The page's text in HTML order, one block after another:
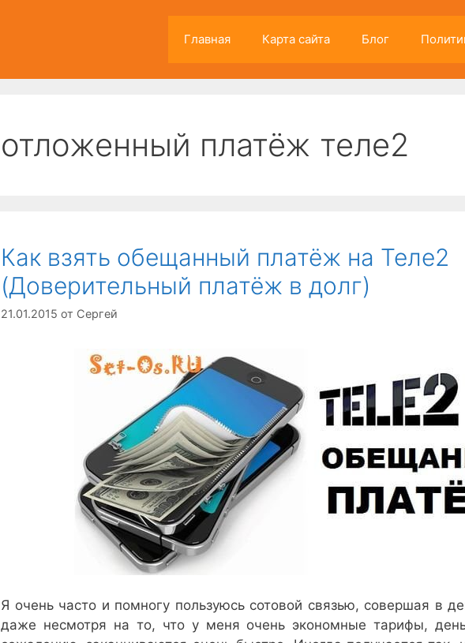
Главная Карта сайта Блог
отложенный платёж теле2
Как взять обещанный платёж на Теле2
(Доверительный платёж в долг)
21.01.2015 от Сергей
Я очень часто и помногу пользуюсь сотовой связью, совершая в
даже несмотря на то, что у меня очень экономные тарифы,